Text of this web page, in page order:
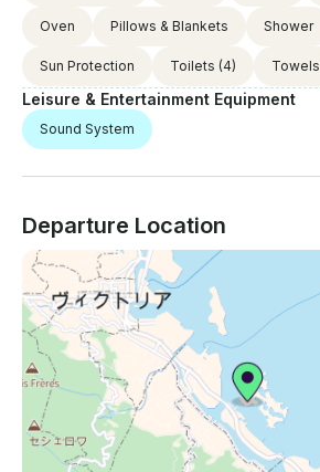
Oven Pillows & Blankets Shower
Sun Protection Toilets (4) Towels
Leisure & Entertainment Equipment
Sound System
Departure Location